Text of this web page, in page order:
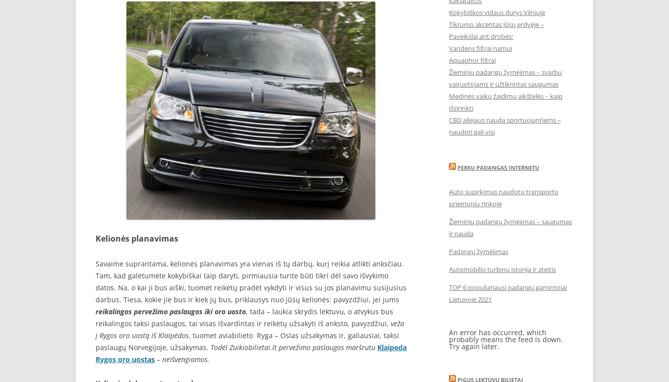
Kelionės planavimas
Savaime suprantama, kelionės planavimas yra vienas iš tų darbų, kurį reikia atlikti anksčiau.
Tam, kad galėtumėte kokybiškai taip daryti, pirmiausia turite būti tikri dėl savo išvykimo
datos. Na, o kai ji bus aiški, tuomet reikėtų pradėt vykdyti ir visus su jos planavimu susijusius
darbus. Tiesa, kokie jie bus ir kiek jų bus, priklausys nuo jūsų kelionės: pavyzdžiui, jei jums
reikalingos pervežimo paslaugos iki oro uosto, tada – laukia skrydis lėktuvu, o atvykus bus
reikalingos taksi paslaugos, tai visas išvardintas ir reikėtų užsakyti iš anksto, pavyzdžiui, veža
į Rygos oro uostą iš Klaipėdos, tuomet aviabilieto Ryga – Oslas užsakymas ir, galiausiai, taksi
paslaugų Norvegijoje, užsakymas. Todėl Zuikiobilietai.lt pervežimo paslaugos maršrutu Klaipeda
Rygos oro uostas – neišvengiamos.
Kokybiškos vidaus durys Vilniuje
Tikrumo akcentas Jūsų erdvėje –
Paveikslai ant drobės:
Vandens filtrai namui
Aquaphor filtrai
Žieminių padangų žymėjimas – svarbu
vairuotojams ir užtikrintas saugumas
Medinės vaikų žaidimų aikštelės – kaip
išsirinkti
CBD aliejaus nauda sportuojantiems –
naudoti gali visi
PERKU PADANGAS INTERNETU
Auto supirkimas naudotų transporto
priemonių rinkoje
Žieminių padangų žymėjimas – saugumas
ir nauda
Padangų žymėjimas
Automobilio turbinų istorija ir ateitis
TOP 6 populiariausi padangų gamintojai
Lietuvoje 2021
An error has occurred, which
probably means the feed is down.
Try again later.
PIGUS LEKTUVU BILIETAI